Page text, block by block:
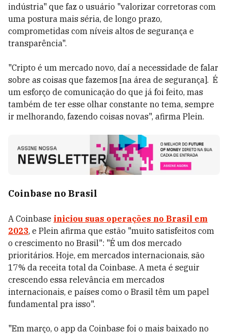
indústria" que faz o usuário "valorizar corretoras com
uma postura mais séria, de longo prazo,
comprometidas com níveis altos de segurança e
transparência".
"Cripto é um mercado novo, daí a necessidade de falar
sobre as coisas que fazemos [na área de segurança]. É
um esforço de comunicação do que já foi feito, mas
também de ter esse olhar constante no tema, sempre
ir melhorando, fazendo coisas novas", afirma Plein.
Coinbase no Brasil
A Coinbase iniciou suas operações no Brasil em
2023, e Plein afirma que estão "muito satisfeitos com
o crescimento no Brasil": "É um dos mercado
prioritários. Hoje, em mercados internacionais, são
17% da receita total da Coinbase. A meta é seguir
crescendo essa relevância em mercados
internacionais, e países como o Brasil têm um papel
fundamental pra isso".
"Em março, o app da Coinbase foi o mais baixado no